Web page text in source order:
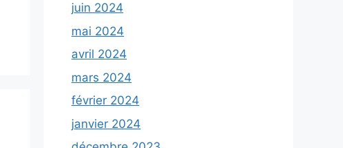
juin 2024
mai 2024
avril 2024
mars 2024
février 2024
janvier 2024